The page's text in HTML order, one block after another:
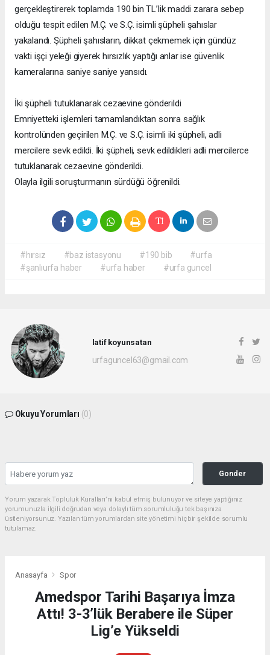
gerçekleştirerek toplamda 190 bin TL’lik maddi zarara sebep
olduğu tespit edilen M.Ç. ve S.Ç. isimli şüpheli şahıslar
yakalandı. Şüpheli şahısların, dikkat çekmemek için gündüz
vakti işçi yeleği giyerek hırsızlık yaptığı anlar ise güvenlik
kameralarına saniye saniye yansıdı.
İki şüpheli tutuklanarak cezaevine gönderildi
Emniyetteki işlemleri tamamlandıktan sonra sağlık
kontrolünden geçirilen M.Ç. ve S.Ç. isimli iki şüpheli, adli
mercilere sevk edildi. İki şüpheli, sevk edildikleri adli mercilerce
tutuklanarak cezaevine gönderildi.
Olayla ilgili soruşturmanın sürdüğü öğrenildi.
#hırsız #baz istasyonu #190 bib
#urfa
#şanlıurfa haber
#urfa haber #urfa guncel
latif koyunsatan
urfaguncel63@gmail.com
Okuyu Yorumları (0)
Gonder
Yorum yazarak Topluluk Kuralları’nı kabul etmiş bulunuyor ve siteye yaptığınız
yorumunuzla ilgili doğrudan veya dolaylı tüm sorumluluğu tek başınıza
üstleniyorsunuz. Yazılan tüm yorumlardan site yönetimi hiçbir şekilde sorumlu
tutulamaz.
Anasayfa Spor
Amedspor Tarihi Başarıya İmza
Attı! 3-3’lük Berabere ile Süper
Lig’e Yükseldi